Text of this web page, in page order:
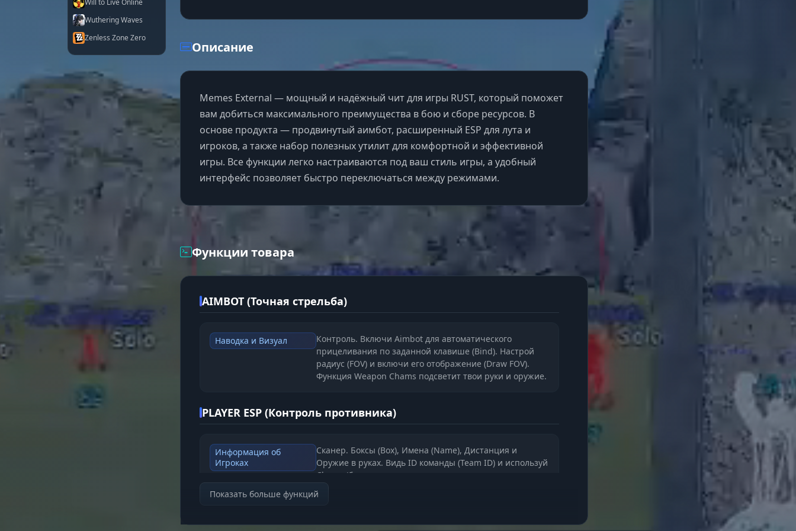
Will to Live Online
Wuthering Waves
Zenless Zone Zero
Описание
Memes External — мощный и надёжный чит для игры RUST, который поможет
вам добиться максимального преимущества в бою и сборе ресурсов. В
основе продукта — продвинутый аимбот, расширенный ESP для лута и
игроков, а также набор полезных утилит для комфортной и эффективной
игры. Все функции легко настраиваются под ваш стиль игры, а удобный
интерфейс позволяет быстро переключаться между режимами.
Функции товара
AIMBOT (Точная стрельба)
Наводка и Визуал
Контроль. Включи Aimbot для автоматического
прицеливания по заданной клавише (Bind). Настрой
радиус (FOV) и включи его отображение (Draw FOV).
Функция Weapon Chams подсветит твои руки и оружие.
PLAYER ESP (Контроль противника)
Информация об
Игроках
Сканер. Боксы (Box), Имена (Name), Дистанция и
Оружие в руках. Видь ID команды (Team ID) и используй
Chams (белые сквозь стены, красное свечение,
зеленые для друзей). Настрой дистанцию до 250м.
LOOT ESP (Ресурсы и Ящики)
Показать больше функций